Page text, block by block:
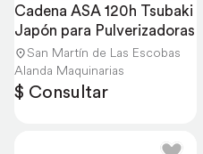
Cadena ASA 120h Tsubaki
Japón para Pulverizadoras
San Martín de Las Escobas
Alanda Maquinarias
$ Consultar